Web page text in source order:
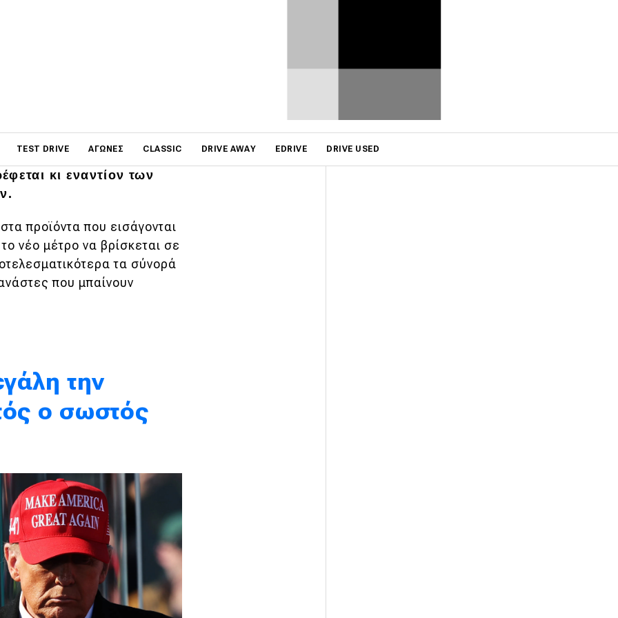
TEST DRIVE ΑΓΏΝΕΣ CLASSIC DRIVE AWAY EDRIVE DRIVE USED
Μετά τους Κινέζους και
κι εναντίον των
προϊόντα που εισάγονται
νέο μέτρο να βρίσκεται σε
τα σύνορά
που μπαίνουν
την
ο σωστός